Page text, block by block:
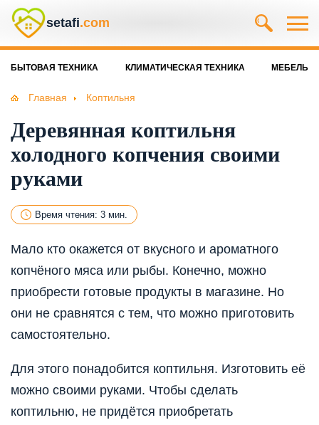
setafi.com
БЫТОВАЯ ТЕХНИКА КЛИМАТИЧЕСКАЯ ТЕХНИКА МЕБЕЛЬ
Главная Коптильня
Деревянная коптильня
холодного копчения своими
руками
Время чтения: 3 мин.
Мало кто окажется от вкусного и ароматного
копчёного мяса или рыбы. Конечно, можно
приобрести готовые продукты в магазине. Но
они не сравнятся с тем, что можно приготовить
самостоятельно.
Для этого понадобится коптильня. Изготовить её
можно своими руками. Чтобы сделать
коптильню, не придётся приобретать